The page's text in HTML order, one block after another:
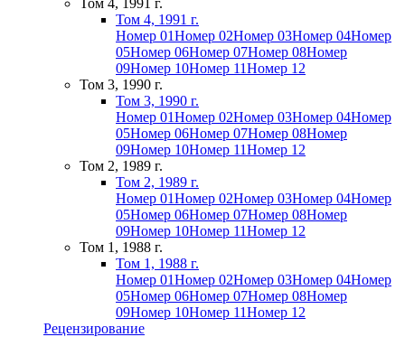
Том 4, 1991 г.
Том 4, 1991 г.
Номер 01Номер 02Номер 03Номер 04Номер
05Номер 06Номер 07Номер 08Номер
09Номер 10Номер 11Номер 12
Том 3, 1990 г.
Том 3, 1990 г.
Номер 01Номер 02Номер 03Номер 04Номер
05Номер 06Номер 07Номер 08Номер
09Номер 10Номер 11Номер 12
Том 2, 1989 г.
Том 2, 1989 г.
Номер 01Номер 02Номер 03Номер 04Номер
05Номер 06Номер 07Номер 08Номер
09Номер 10Номер 11Номер 12
Том 1, 1988 г.
Том 1, 1988 г.
Номер 01Номер 02Номер 03Номер 04Номер
05Номер 06Номер 07Номер 08Номер
09Номер 10Номер 11Номер 12
Рецензирование